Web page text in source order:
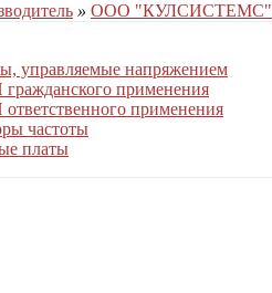
» ООО "КУЛСИСТЕМС"
управляемые напряжением
применения
применения
частоты
платы